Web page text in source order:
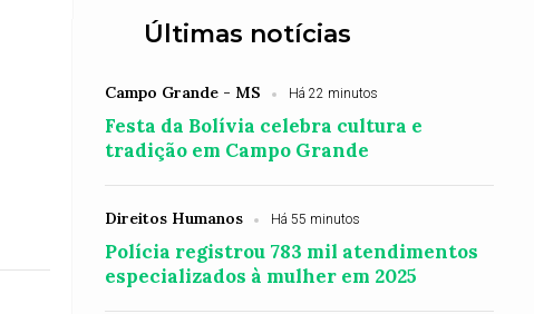
Últimas notícias
Campo Grande - MS Há 22 minutos
Festa da Bolívia celebra cultura e
tradição em Campo Grande
Direitos Humanos Há 55 minutos
Polícia registrou 783 mil atendimentos
especializados à mulher em 2025